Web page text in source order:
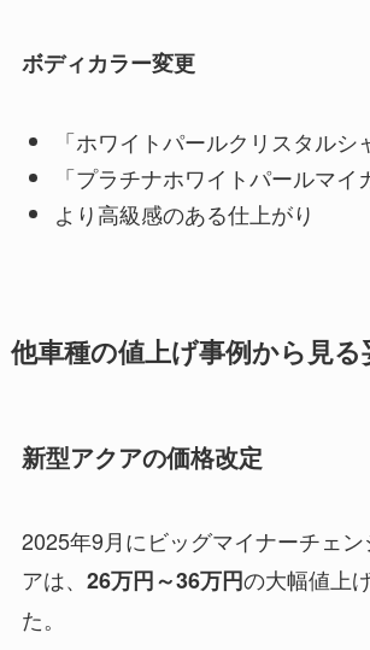
ボディカラー変更
「ホワイトパールクリスタルシ
「プラチナホワイトパールマイ
より高級感のある仕上がり
他車種の値上げ事例から見る
新型アクアの価格改定
2025年9月にビッグマイナーチェ
アは、 26万円～36万円の大幅値上
た。